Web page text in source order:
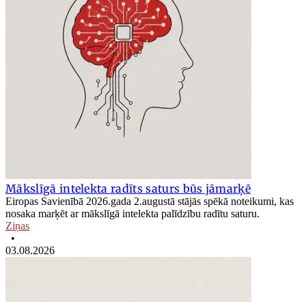
Mākslīgā intelekta radīts saturs būs jāmarķē
Eiropas Savienībā 2026.gada 2.augustā stājās spēkā noteikumi, kas
nosaka marķēt ar mākslīgā intelekta palīdzību radītu saturu.
Ziņas
•
03.08.2026